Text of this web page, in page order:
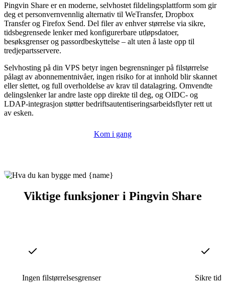
Pingvin Share er en moderne, selvhostet fildelingsplattform som gir
deg et personvernvennlig alternativ til WeTransfer, Dropbox
Transfer og Firefox Send. Del filer av enhver størrelse via sikre,
tidsbegrensede lenker med konfigurerbare utløpsdatoer,
besøksgrenser og passordbeskyttelse – alt uten å laste opp til
tredjepartsservere.
Selvhosting på din VPS betyr ingen begrensninger på filstørrelse
pålagt av abonnementnivåer, ingen risiko for at innhold blir skannet
eller slettet, og full overholdelse av krav til datalagring. Omvendte
delingslenker lar andre laste opp direkte til deg, og OIDC- og
LDAP-integrasjon støtter bedriftsautentiseringsarbeidsflyter rett ut
av esken.
Kom i gang
Viktige funksjoner i Pingvin Share
Ingen filstørrelsesgrenser Sikre